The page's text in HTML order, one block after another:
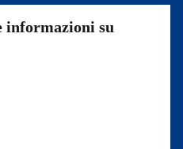
informazioni su